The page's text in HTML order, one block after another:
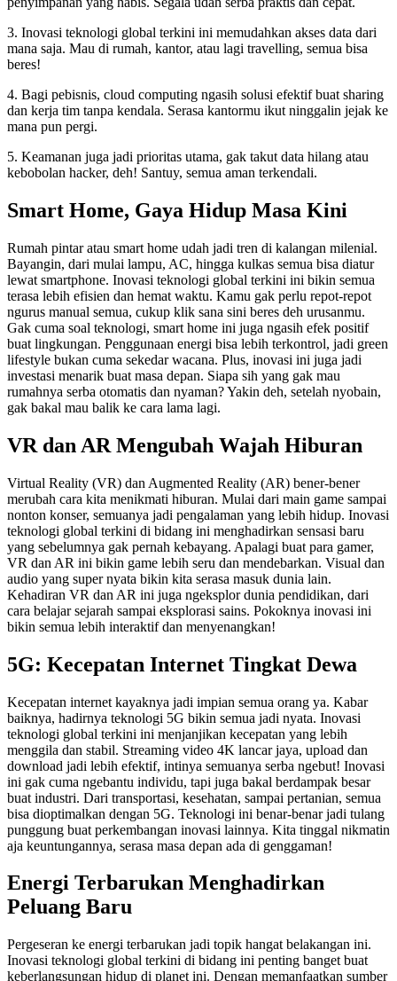
3. Inovasi teknologi global terkini ini memudahkan akses data dari
mana saja. Mau di rumah, kantor, atau lagi travelling, semua bisa
beres!
4. Bagi pebisnis, cloud computing ngasih solusi efektif buat sharing
dan kerja tim tanpa kendala. Serasa kantormu ikut ninggalin jejak ke
mana pun pergi.
5. Keamanan juga jadi prioritas utama, gak takut data hilang atau
kebobolan hacker, deh! Santuy, semua aman terkendali.
Smart Home, Gaya Hidup Masa Kini
Rumah pintar atau smart home udah jadi tren di kalangan milenial.
Bayangin, dari mulai lampu, AC, hingga kulkas semua bisa diatur
lewat smartphone. Inovasi teknologi global terkini ini bikin semua
terasa lebih efisien dan hemat waktu. Kamu gak perlu repot-repot
ngurus manual semua, cukup klik sana sini beres deh urusanmu.
Gak cuma soal teknologi, smart home ini juga ngasih efek positif
buat lingkungan. Penggunaan energi bisa lebih terkontrol, jadi green
lifestyle bukan cuma sekedar wacana. Plus, inovasi ini juga jadi
investasi menarik buat masa depan. Siapa sih yang gak mau
rumahnya serba otomatis dan nyaman? Yakin deh, setelah nyobain,
gak bakal mau balik ke cara lama lagi.
VR dan AR Mengubah Wajah Hiburan
Virtual Reality (VR) dan Augmented Reality (AR) bener-bener
merubah cara kita menikmati hiburan. Mulai dari main game sampai
nonton konser, semuanya jadi pengalaman yang lebih hidup. Inovasi
teknologi global terkini di bidang ini menghadirkan sensasi baru
yang sebelumnya gak pernah kebayang. Apalagi buat para gamer,
VR dan AR ini bikin game lebih seru dan mendebarkan. Visual dan
audio yang super nyata bikin kita serasa masuk dunia lain.
Kehadiran VR dan AR ini juga ngeksplor dunia pendidikan, dari
cara belajar sejarah sampai eksplorasi sains. Pokoknya inovasi ini
bikin semua lebih interaktif dan menyenangkan!
5G: Kecepatan Internet Tingkat Dewa
Kecepatan internet kayaknya jadi impian semua orang ya. Kabar
baiknya, hadirnya teknologi 5G bikin semua jadi nyata. Inovasi
teknologi global terkini ini menjanjikan kecepatan yang lebih
menggila dan stabil. Streaming video 4K lancar jaya, upload dan
download jadi lebih efektif, intinya semuanya serba ngebut! Inovasi
ini gak cuma ngebantu individu, tapi juga bakal berdampak besar
buat industri. Dari transportasi, kesehatan, sampai pertanian, semua
bisa dioptimalkan dengan 5G. Teknologi ini benar-benar jadi tulang
punggung buat perkembangan inovasi lainnya. Kita tinggal nikmatin
aja keuntungannya, serasa masa depan ada di genggaman!
Energi Terbarukan Menghadirkan
Peluang Baru
Pergeseran ke energi terbarukan jadi topik hangat belakangan ini.
Inovasi teknologi global terkini di bidang ini penting banget buat
keberlangsungan hidup di planet ini. Dengan memanfaatkan sumber